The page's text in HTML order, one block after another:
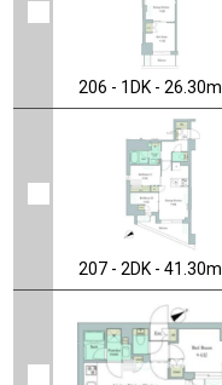
206 - 1DK - 26.30m
207 - 2DK - 41.30m